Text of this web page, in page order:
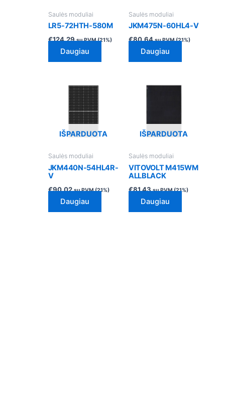
Saulės moduliai
LR5-72HTH-580M
€124.29 su PVM (21%)
Daugiau
Saulės moduliai
JKM475N-60HL4-V
€80.64 su PVM (21%)
Daugiau
IŠPARDUOTA
Saulės moduliai
JKM440N-54HL4R-
V
€90.02 su PVM (21%)
Daugiau
IŠPARDUOTA
Saulės moduliai
VITOVOLT M415WM
ALLBLACK
€81.43 su PVM (21%)
Daugiau